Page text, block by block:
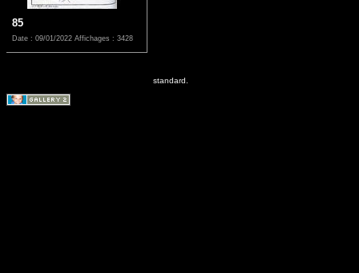
85
Date : 09/01/2022 Affichages : 3428
standard.